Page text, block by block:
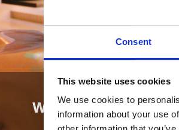
Consent
This website uses cookies
We use cookies to
information about your use
Workshops